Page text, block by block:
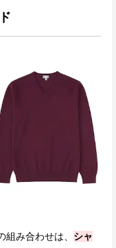
み合わせは、 シャ